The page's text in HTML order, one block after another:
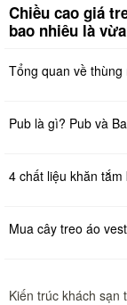
Chiều cao giá
bao nhiêu là
Tổng quan về
Pub là gì? Pub và
4 chất liệu khăn
Mua cây treo áo
Kiến trúc khách sạn